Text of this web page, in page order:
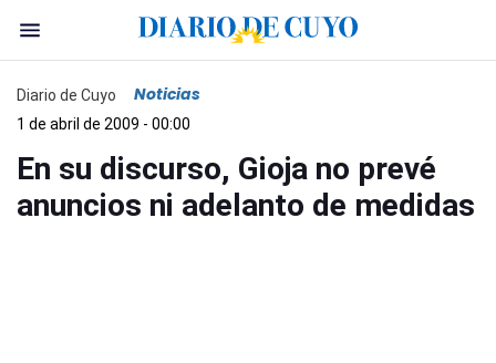
Diario de Cuyo Noticias
1 de abril de 2009 - 00:00
En su discurso, Gioja no prevé
anuncios ni adelanto de medidas